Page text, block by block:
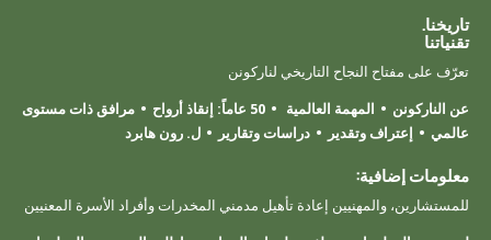
تاريخنا.
تقنياتنا
تعرّف على مفتاح النجاح التاريخي لناركونن
عن الناركونن
المهمة العالمية 50 عاماً: إنقاذ أرواح
مرافق ذات مستوى
عالمي
إعتراف وتقدير دراسات وتقارير ل. رون هابرد
معلومات إضافية:
للمستشارين، والمهنيين إعادة تأهيل مدمني المخدرات وأفراد الأسرة المعنيين